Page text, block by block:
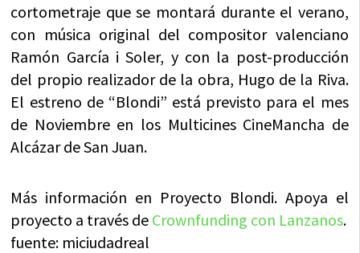
cortometraje que se montará durante el verano,
con música original del compositor valenciano
Ramón García i Soler, y con la post-producción
del propio realizador de la obra, Hugo de la Riva.
El estreno de “Blondi” está previsto para el mes
de Noviembre en los Multicines CineMancha de
Alcázar de San Juan.
Más información en Proyecto Blondi. Apoya el
proyecto a través de Crownfunding con Lanzanos.
fuente: miciudadreal